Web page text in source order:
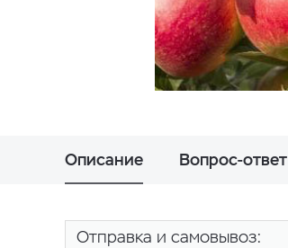
Описание Вопрос-ответ
Отправка и самовывоз: